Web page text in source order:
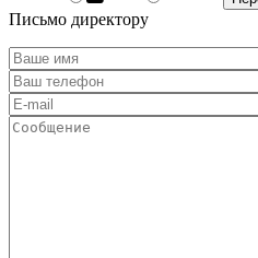
Письмо директору